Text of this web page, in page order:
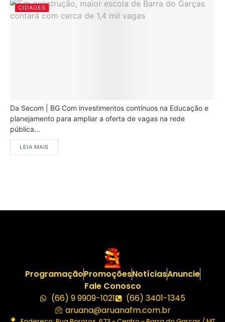
CIDADES
Da Secom | BG Com investimentos contínuos na Educação e
planejamento para ampliar a oferta de vagas na rede
pública...
LEIA MAIS
ProgramaçãoPromoçõesNotíciasAnuncie
Fale Conosco
(66) 9 9909-1021
(66) 3401-1345
aruana@aruanafm.com.br